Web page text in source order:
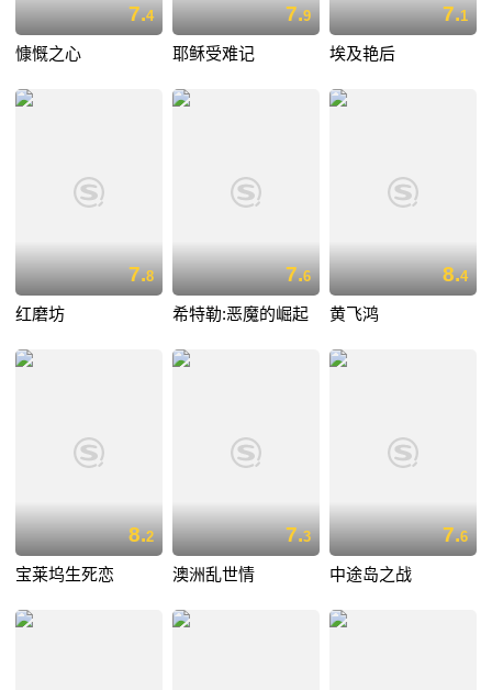
7.4
慷慨之心
7.9
耶稣受难记
7.1
埃及艳后
7.8
红磨坊
7.6
希特勒:恶魔的崛起
8.4
黄飞鸿
8.2
宝莱坞生死恋
7.3
澳洲乱世情
7.6
中途岛之战